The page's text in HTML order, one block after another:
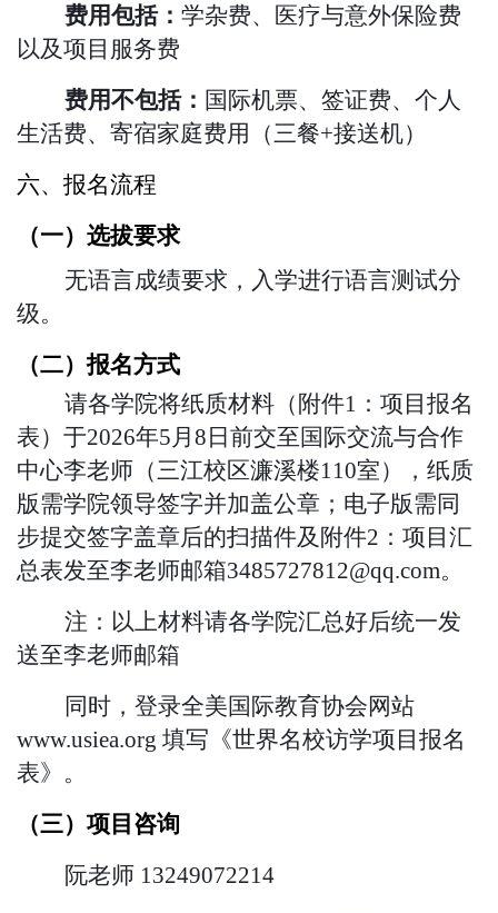
费用包括： 学杂费、医疗与意外保险费
以及项目服务费
费用不包括： 国际机票、签证费、个人
生活费、寄宿家庭费用（三餐+接送机）
六、报名流程
（一）选拔要求
无语言成绩要求，入学进行语言测试分
级。
（二）报名方式
请各学院将纸质材料（附件1：项目报名
表）于2026年5月8日前交至国际交流与合作
中心李老师（三江校区濂溪楼110室）， 纸质
版需学院领导签字并加盖公章；电子版需同
步提交签字盖章后的扫描件及附件2：项目汇
总表发至李老师邮箱3485727812@qq.com。
注：以上材料请各学院汇总好后统一发
送至李老师邮箱
同时，登录全美国际教育协会网站
www.usiea.org 填写《世界名校访学项目报名
表》。
（三）项目咨询
阮老师 13249072214